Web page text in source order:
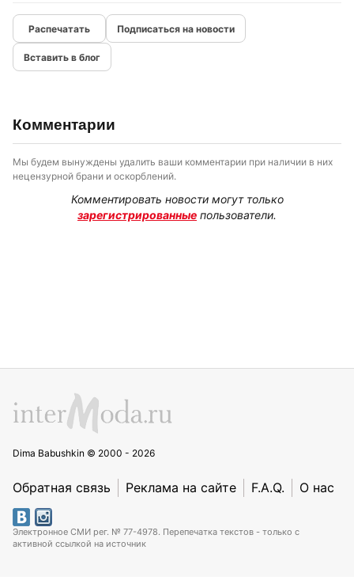
Подписаться на новости
Вставить в блог
Комментарии
Мы будем вынуждены удалить ваши комментарии при наличии в них
нецензурной брани и оскорблений.
Комментировать новости могут только
зарегистрированные пользователи.
Dima Babushkin © 2000 - 2026
Обратная связь Реклама на сайте F.A.Q. О нас
Электронное СМИ рег. № 77-4978. Перепечатка текстов - только с
активной ссылкой на источник